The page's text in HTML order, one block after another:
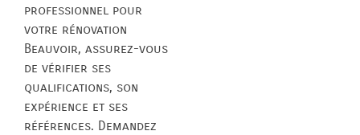
professionnel pour
votre rénovation
Beauvoir, assurez-vous
de vérifier ses
qualifications, son
expérience et ses
références. Demandez